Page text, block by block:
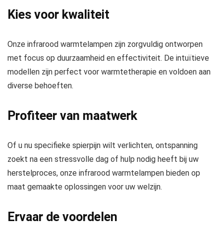
Kies voor kwaliteit
Onze infrarood warmtelampen zijn zorgvuldig ontworpen
met focus op duurzaamheid en effectiviteit. De intuïtieve
modellen zijn perfect voor warmtetherapie en voldoen aan
diverse behoeften.
Profiteer van maatwerk
Of u nu specifieke spierpijn wilt verlichten, ontspanning
zoekt na een stressvolle dag of hulp nodig heeft bij uw
herstelproces, onze infrarood warmtelampen bieden op
maat gemaakte oplossingen voor uw welzijn.
Ervaar de voordelen